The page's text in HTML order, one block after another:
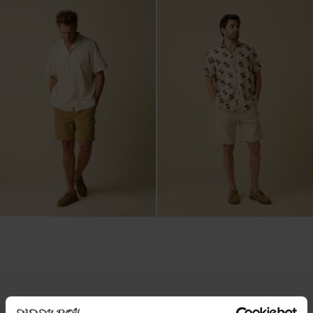
Worker Shorts aus Cord - braun Shorts mit Fischgrätenmuster - weiß